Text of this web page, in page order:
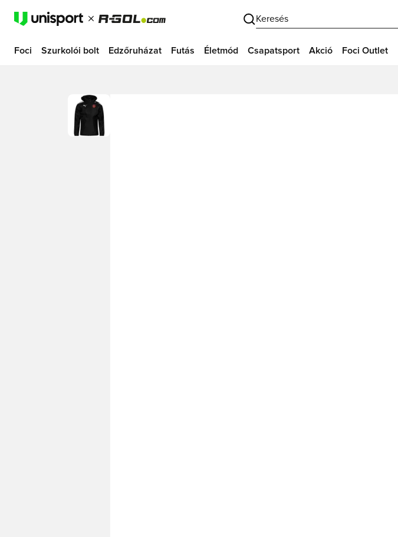
Keresés
Foci Szurkolói bolt Edzőruházat Futás Életmód Csapatsport Akció Foci Outlet